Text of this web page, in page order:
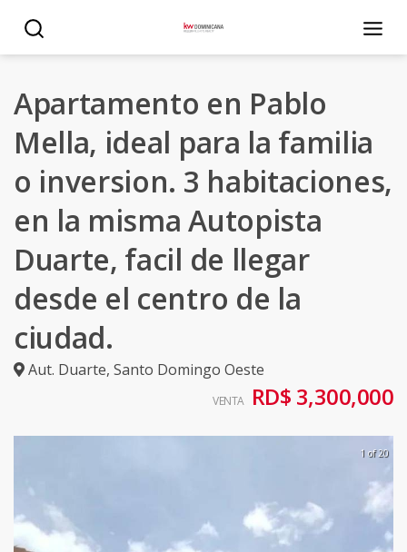
Apartamento en Pablo
Mella, ideal para la familia
o inversion. 3 habitaciones,
en la misma Autopista
Duarte, facil de llegar
desde el centro de la
ciudad.
Aut. Duarte, Santo Domingo Oeste
VENTA RD$ 3,300,000
1 of 20